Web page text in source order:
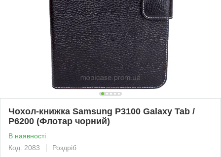
Чохол-книжка Samsung P3100 Galaxy Tab /
P6200 (Флотар чорний)
В наявності
Код: 2083
Роздріб